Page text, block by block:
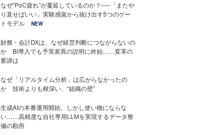
なぜ“PoC疲れ”が蔓延しているのか？──「またや
り直せばいい」実験感覚から抜け出す5つのゲー
トモデル
NEW
財務・会計DXは、なぜ経営判断につながらないの
か BI導入でも予実差異の説明に終始……変革の
要諦は
なぜ「リアルタイム分析」は広がらなかったの
か 技術よりも根深い、“組織の壁”
生成AIの本番運用開始、しかし使い物にならな
い……高精度な自社専用LLMを実現するデータ整
備の勘所